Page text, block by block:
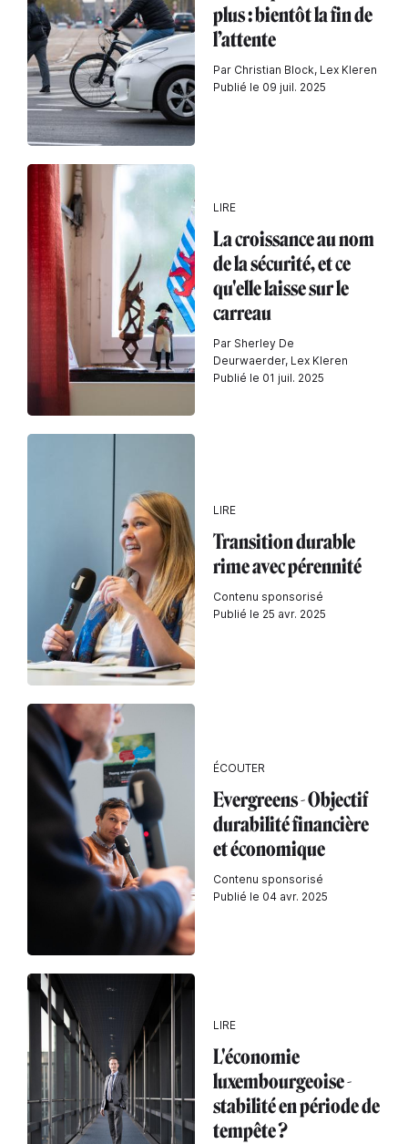
plus : bientôt la fin de
l’attente
Par Christian Block, Lex Kleren
Publié le 09 juil. 2025
LIRE
La croissance au nom
de la sécurité, et ce
qu'elle laisse sur le
carreau
Par Sherley De
Deurwaerder, Lex Kleren
Publié le 01 juil. 2025
LIRE
Transition durable
rime avec pérennité
Contenu sponsorisé
Publié le 25 avr. 2025
ÉCOUTER
Evergreens - Objectif
durabilité financière
et économique
Contenu sponsorisé
Publié le 04 avr. 2025
LIRE
L'économie
luxembourgeoise -
stabilité en période de
tempête ?